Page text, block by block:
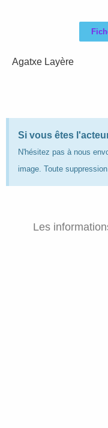
Agatxe Layère
Si vous êtes
N'hésitez pas à nous
image. Toute
Les